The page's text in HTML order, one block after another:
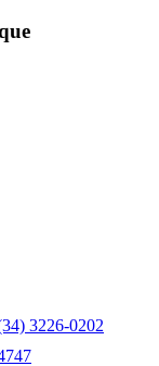
3226-0202